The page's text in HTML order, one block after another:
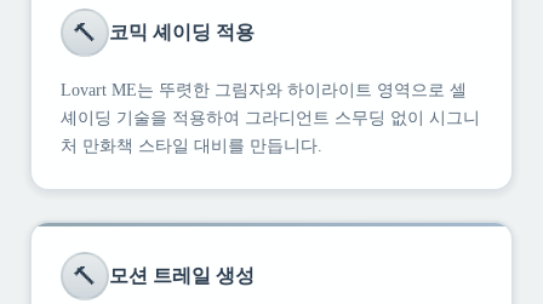
🔨 코믹 셰이딩 적용
Lovart ME는 뚜렷한 그림자와 하이라이트 영역으로 셀
셰이딩 기술을 적용하여 그라디언트 스무딩 없이 시그니
처 만화책 스타일 대비를 만듭니다.
🔨 모션 트레일 생성